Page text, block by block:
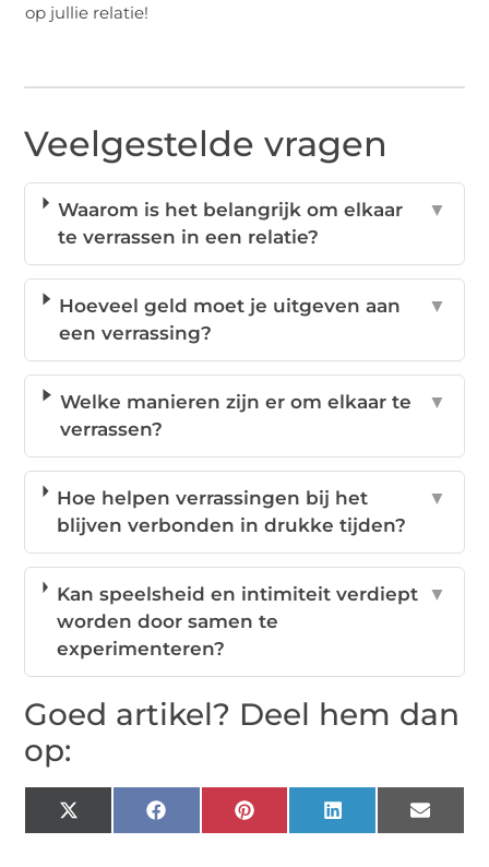
op jullie relatie!
Veelgestelde vragen
Waarom is het belangrijk om elkaar
te verrassen in een relatie?
▼
Hoeveel geld moet je uitgeven aan
een verrassing?
▼
Welke manieren zijn er om elkaar te
verrassen?
▼
Hoe helpen verrassingen bij het
blijven verbonden in drukke tijden?
▼
Kan speelsheid en intimiteit verdiept
worden door samen te
experimenteren?
▼
Goed artikel? Deel hem dan
op:
X
(Twitter)
FacebookPinterestLinkedIn Email